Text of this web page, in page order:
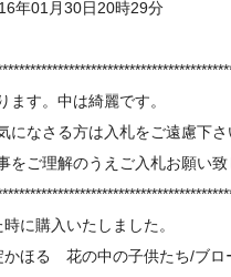
年01月30日20時29分
ます。中は綺麗です。
になさる方は入札をご遠慮下さ
をご理解のうえご入札お願い致
に購入いたしました。
かほる 花の中の子供たち/ブロ